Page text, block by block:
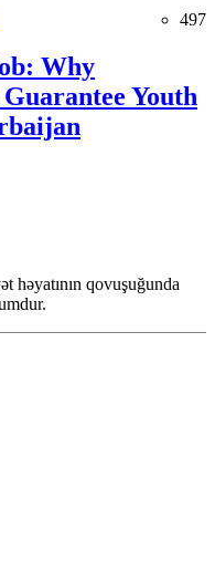
497
Why
Youth
həyatının qovuşuğunda